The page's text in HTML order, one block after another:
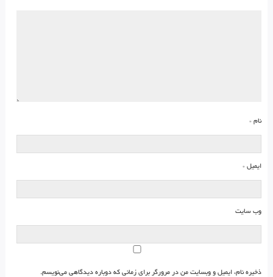
نام *
ایمیل *
وب‌ سایت
ذخیره نام، ایمیل و وبسایت من در مرورگر برای زمانی که دوباره دیدگاهی می‌نویسم.